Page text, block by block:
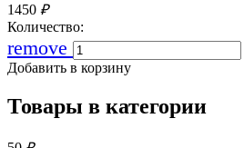
1450 ₽
Количество:
remove
Добавить в корзину
Товары в категории